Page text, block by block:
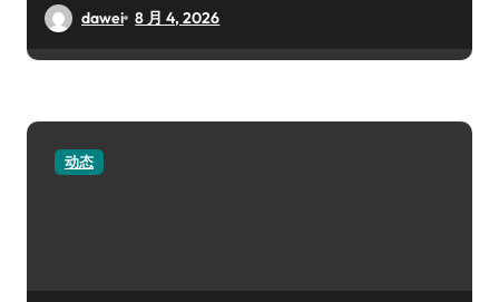
dawei 8 月 4, 2026
动态